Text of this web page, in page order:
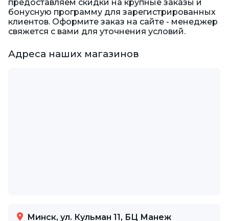
предоставляем скидки на крупные заказы и
бонусную программу для зарегистрированных
клиентов. Оформите заказ на сайте - менеджер
свяжется с вами для уточнения условий.
Адреса наших магазинов
Минск, ул. Кульман 11, БЦ Манеж